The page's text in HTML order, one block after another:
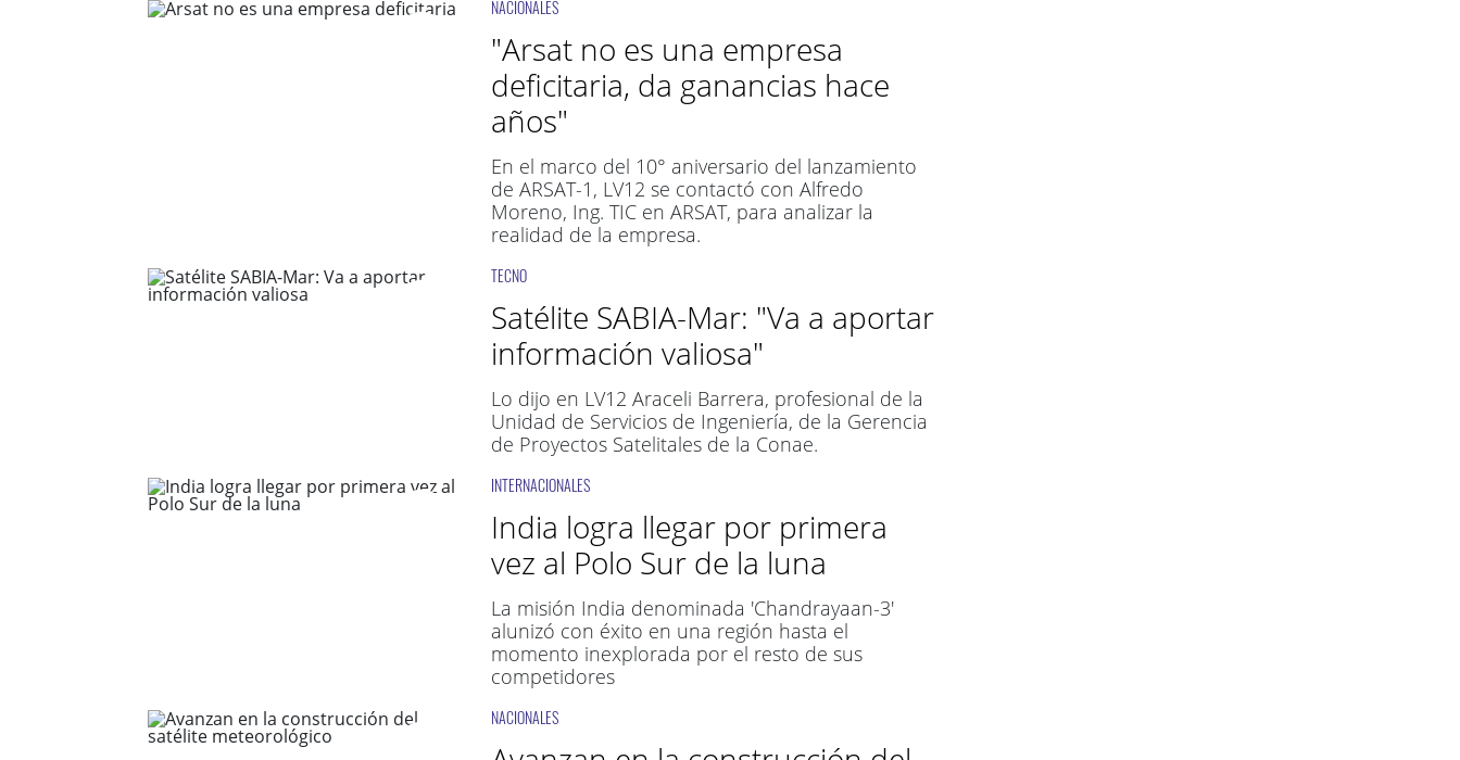
NACIONALES
"Arsat no es una empresa
deficitaria, da ganancias hace
años"
En el marco del 10° aniversario del lanzamiento
de ARSAT-1, LV12 se contactó con Alfredo
Moreno, Ing. TIC en ARSAT, para analizar la
realidad de la empresa.
TECNO
Satélite SABIA-Mar: "Va a aportar
información valiosa"
Lo dijo en LV12 Araceli Barrera, profesional de la
Unidad de Servicios de Ingeniería, de la Gerencia
de Proyectos Satelitales de la Conae.
INTERNACIONALES
India logra llegar por primera
vez al Polo Sur de la luna
La misión India denominada 'Chandrayaan-3'
alunizó con éxito en una región hasta el
momento inexplorada por el resto de sus
competidores
NACIONALES